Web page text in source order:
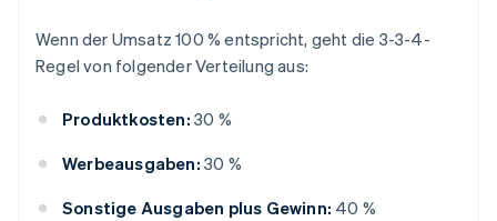
Wenn der Umsatz 100 % entspricht, geht die 3-3-4-
Regel von folgender Verteilung aus:
Produktkosten: 30 %
Werbeausgaben: 30 %
Sonstige Ausgaben plus Gewinn: 40 %